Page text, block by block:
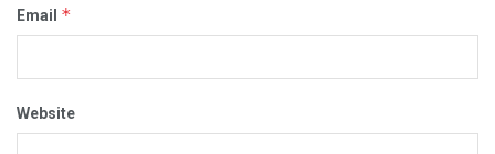
Email *
Website